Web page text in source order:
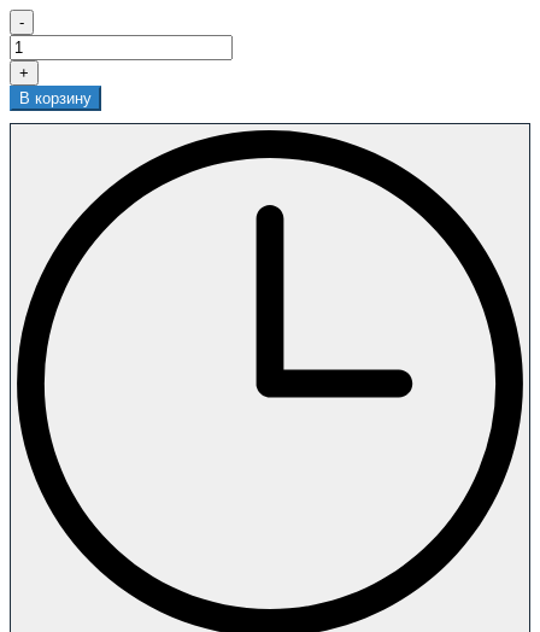
-
+
В корзину